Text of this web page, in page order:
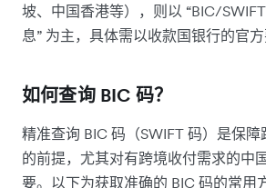
坡、中国香港等），则以 “BIC/
息” 为主，具体需以收款国银行的官方
如何查询 BIC 码？
精准查询 BIC 码（SWIFT 码）是保
的前提，尤其对有跨境收付需求的中
要。以下为获取准确的 BIC 码的常用